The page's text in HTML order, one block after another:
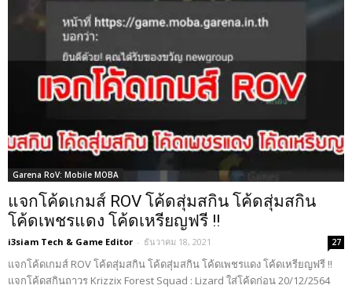
Garena RoV: Mobile MOBA
แจกโค้ดเกมส์ ROV โค้ดสุ่มสกิน โค้ดสุ่มสกิน
โค้ดเพชรแดง โค้ดเหรียญฟรี !!
i3siam Tech & Game Editor - ธันวาคม 18, 2021 27
แจกโค้ดเกมส์ ROV โค้ดสุ่มสกิน โค้ดสุ่มสกิน โค้ดเพชรแดง โค้ดเหรียญฟรี !!
แจกโค้ดสกินถาวร Krizzix Forest Squad : Lizard ใส่โค้ดก่อน 20/12/2564